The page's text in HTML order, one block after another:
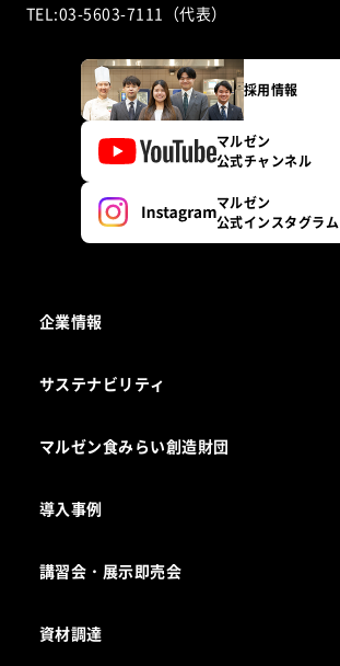
TEL:03-5603-7111（代表）
採用情報
マルゼン
公式チャンネル
マルゼン
公式インスタグラム
企業情報
会社組織
製品の開発
事業所一覧
サステナビリティ
マルゼン食みらい創造財団
導入事例
講習会・展示即売会
資材調達